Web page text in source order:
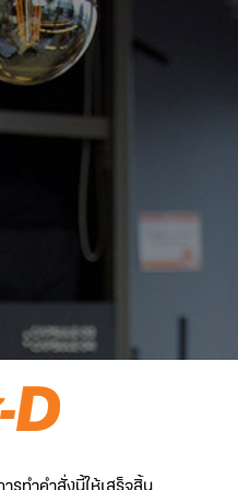
ทำคำสั่งนี้ให้เสร็จสิ้น